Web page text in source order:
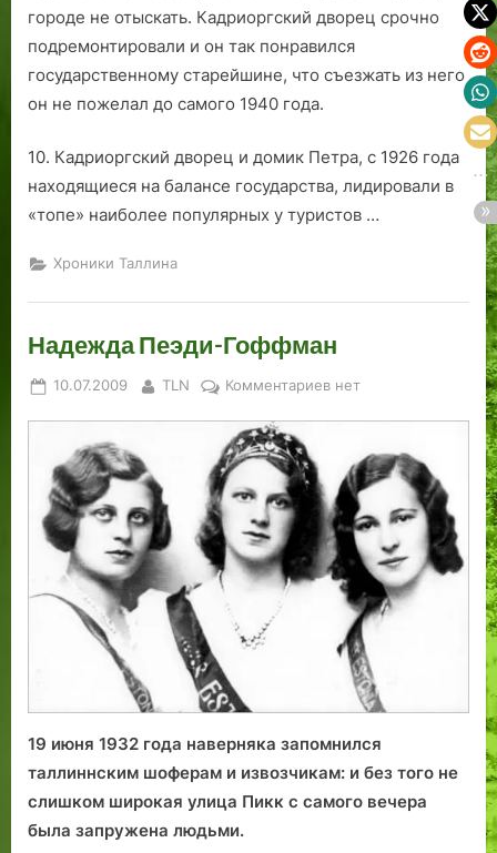
городе не отыскать. Кадриоргский дворец срочно
подремонтировали и он так понравился
государственному старейшине, что съезжать из него
он не пожелал до самого 1940 года.
10. Кадриоргский дворец и домик Петра, с 1926 года
находящиеся на балансе государства, лидировали в
«топе» наиболее популярных у туристов …
Хроники Таллина
Надежда Пеэди-Гоффман
Posted
10.07.2009 By
TLN Комментариевк
Пеэди-
Гоффман
нет
19 июня 1932 года наверняка запомнился
таллиннским шоферам и извозчикам: и без того не
слишком широкая улица Пикк с самого вечера
была запружена людьми.